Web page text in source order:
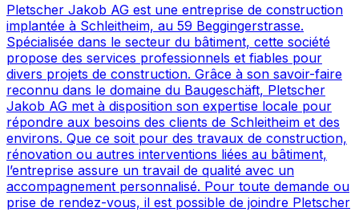
Pletscher Jakob AG est une entreprise de construction
implantée à Schleitheim, au 59 Beggingerstrasse.
Spécialisée dans le secteur du bâtiment, cette société
propose des services professionnels et fiables pour
divers projets de construction. Grâce à son savoir-faire
reconnu dans le domaine du Baugeschäft, Pletscher
Jakob AG met à disposition son expertise locale pour
répondre aux besoins des clients de Schleitheim et des
environs. Que ce soit pour des travaux de construction,
rénovation ou autres interventions liées au bâtiment,
l’entreprise assure un travail de qualité avec un
accompagnement personnalisé. Pour toute demande ou
prise de rendez-vous, il est possible de joindre Pletscher